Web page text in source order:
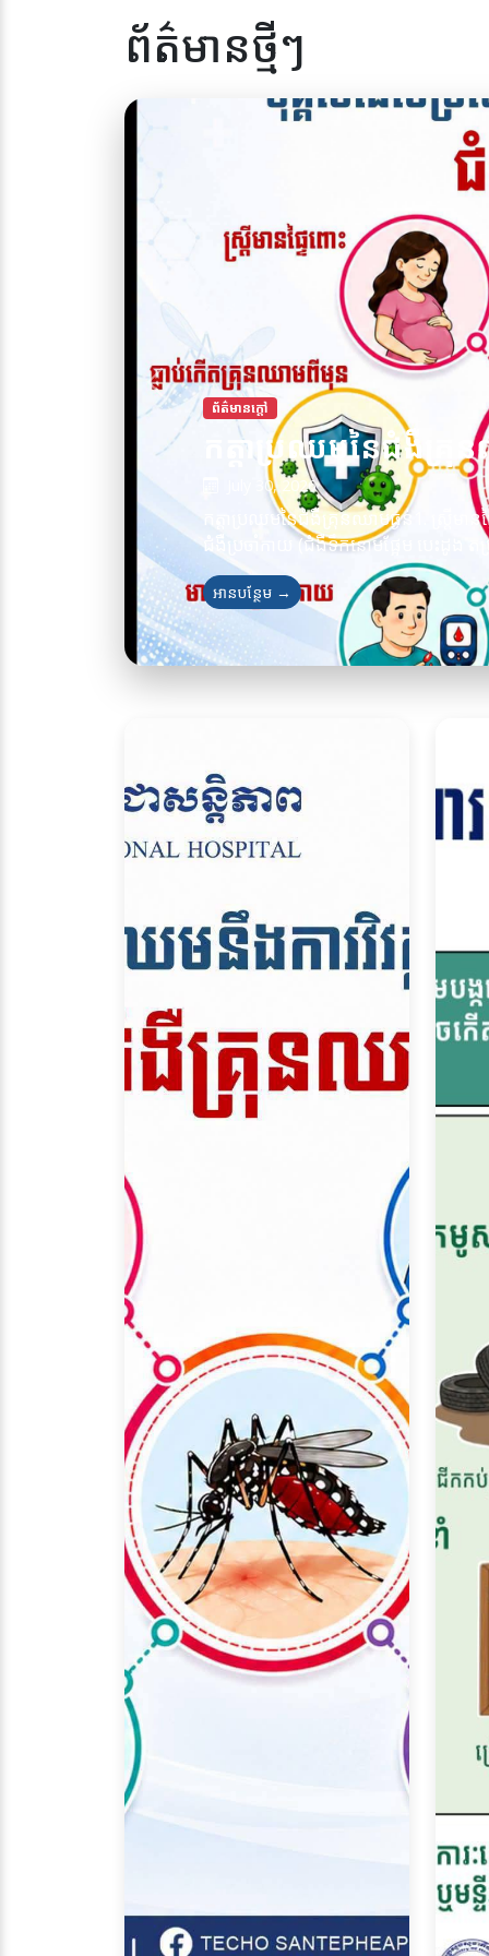
ព័ត៌មានថ្មីៗ
ព័ត៌មានក្តៅ
កត្តាប្រឈមនៃជំងឺគ្រុ
July 30, 2026
កត្តាប្រឈមនៃជំងឺគ្រុនឈាមធ្ងន់1. ស្ត្រីមា
ជំងឺប្រចាំកាយ (ជំងឺទឹកនោមផ្អែម បេះដូង តម្
អានបន្ថែម →